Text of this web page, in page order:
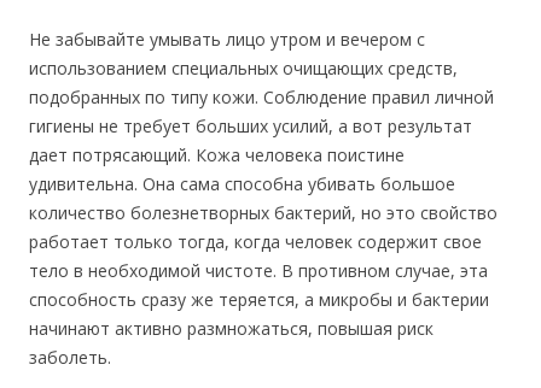
Не забывайте умывать лицо утром и вечером с
использованием специальных очищающих средств,
подобранных по типу кожи. Соблюдение правил личной
гигиены не требует больших усилий, а вот результат
дает потрясающий. Кожа человека поистине
удивительна. Она сама способна убивать большое
количество болезнетворных бактерий, но это свойство
работает только тогда, когда человек содержит свое
тело в необходимой чистоте. В противном случае, эта
способность сразу же теряется, а микробы и бактерии
начинают активно размножаться, повышая риск
заболеть.